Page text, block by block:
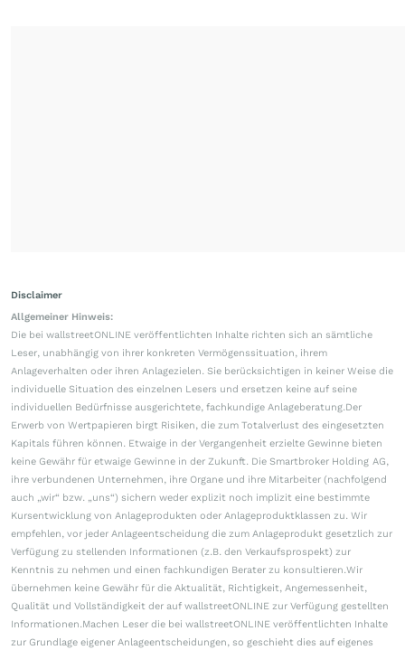
Disclaimer
Allgemeiner Hinweis:
Die bei wallstreetONLINE veröffentlichten Inhalte richten sich an sämtliche
Leser, unabhängig von ihrer konkreten Vermögenssituation, ihrem
Anlageverhalten oder ihren Anlagezielen. Sie berücksichtigen in keiner Weise die
individuelle Situation des einzelnen Lesers und ersetzen keine auf seine
individuellen Bedürfnisse ausgerichtete, fachkundige Anlageberatung.Der
Erwerb von Wertpapieren birgt Risiken, die zum Totalverlust des eingesetzten
Kapitals führen können. Etwaige in der Vergangenheit erzielte Gewinne bieten
keine Gewähr für etwaige Gewinne in der Zukunft. Die Smartbroker Holding AG,
ihre verbundenen Unternehmen, ihre Organe und ihre Mitarbeiter (nachfolgend
auch „wir“ bzw. „uns“) sichern weder explizit noch implizit eine bestimmte
Kursentwicklung von Anlageprodukten oder Anlageproduktklassen zu. Wir
empfehlen, vor jeder Anlageentscheidung die zum Anlageprodukt gesetzlich zur
Verfügung zu stellenden Informationen (z.B. den Verkaufsprospekt) zur
Kenntnis zu nehmen und einen fachkundigen Berater zu konsultieren.Wir
übernehmen keine Gewähr für die Aktualität, Richtigkeit, Angemessenheit,
Qualität und Vollständigkeit der auf wallstreetONLINE zur Verfügung gestellten
Informationen.Machen Leser die bei wallstreetONLINE veröffentlichten Inhalte
zur Grundlage eigener Anlageentscheidungen, so geschieht dies auf eigenes